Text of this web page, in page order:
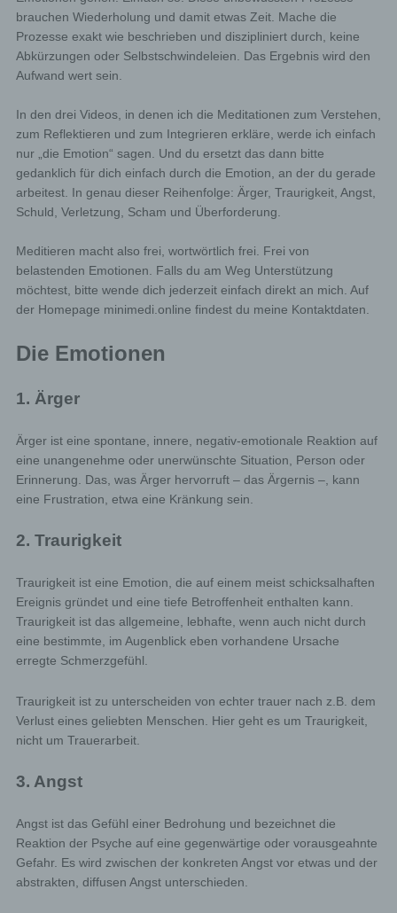
brauchen Wiederholung und damit etwas Zeit. Mache die
Prozesse exakt wie beschrieben und diszipliniert durch, keine
Abkürzungen oder Selbstschwindeleien. Das Ergebnis wird den
Aufwand wert sein.
In den drei Videos, in denen ich die Meditationen zum Verstehen,
zum Reflektieren und zum Integrieren erkläre, werde ich einfach
nur „die Emotion“ sagen. Und du ersetzt das dann bitte
gedanklich für dich einfach durch die Emotion, an der du gerade
arbeitest. In genau dieser Reihenfolge: Ärger, Traurigkeit, Angst,
Schuld, Verletzung, Scham und Überforderung.
Meditieren macht also frei, wortwörtlich frei. Frei von
belastenden Emotionen. Falls du am Weg Unterstützung
möchtest, bitte wende dich jederzeit einfach direkt an mich. Auf
der Homepage minimedi.online findest du meine Kontaktdaten.
Die Emotionen
1. Ärger
Ärger ist eine spontane, innere, negativ-emotionale Reaktion auf
eine unangenehme oder unerwünschte Situation, Person oder
Erinnerung. Das, was Ärger hervorruft – das Ärgernis –, kann
eine Frustration, etwa eine Kränkung sein.
2. Traurigkeit
Traurigkeit ist eine Emotion, die auf einem meist schicksalhaften
Ereignis gründet und eine tiefe Betroffenheit enthalten kann.
Traurigkeit ist das allgemeine, lebhafte, wenn auch nicht durch
eine bestimmte, im Augenblick eben vorhandene Ursache
erregte Schmerzgefühl.
Traurigkeit ist zu unterscheiden von echter trauer nach z.B. dem
Verlust eines geliebten Menschen. Hier geht es um Traurigkeit,
nicht um Trauerarbeit.
3. Angst
Angst ist das Gefühl einer Bedrohung und bezeichnet die
Reaktion der Psyche auf eine gegenwärtige oder vorausgeahnte
Gefahr. Es wird zwischen der konkreten Angst vor etwas und der
abstrakten, diffusen Angst unterschieden.